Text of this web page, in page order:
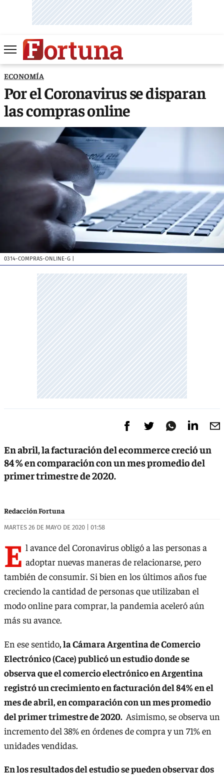
ECONOMÍA
Por el Coronavirus se disparan
las compras online
0314-COMPRAS-ONLINE-G
En abril, la facturación del ecommerce creció un
84 % en comparación con un mes promedio del
primer trimestre de 2020.
Redacción Fortuna
MARTES 26 DE MAYO DE 2020 | 01:58
E l avance del Coronavirus obligó a las personas a
adoptar nuevas maneras de relacionarse, pero
también de consumir. Si bien en los últimos años fue
creciendo la cantidad de personas que utilizaban el
modo online para comprar, la pandemia aceleró aún
más su avance.
En ese sentido, la Cámara Argentina de Comercio
Electrónico (Cace) publicó un estudio donde se
observa que el comercio electrónico en Argentina
registró un crecimiento en facturación del 84% en el
mes de abril, en comparación con un mes promedio
del primer trimestre de 2020. Asimismo, se observa un
incremento del 38% en órdenes de compra y un 71% en
unidades vendidas.
En los resultados del estudio se pueden observar dos